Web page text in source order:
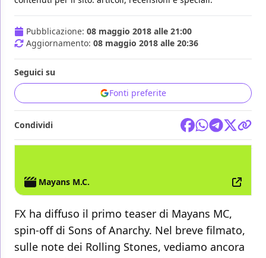
Pubblicazione: 08 maggio 2018 alle 21:00
Aggiornamento: 08 maggio 2018 alle 20:36
Seguici su
Fonti preferite
Condividi
Mayans M.C.
FX ha diffuso il primo teaser di Mayans MC,
spin-off di Sons of Anarchy. Nel breve filmato,
sulle note dei Rolling Stones, vediamo ancora